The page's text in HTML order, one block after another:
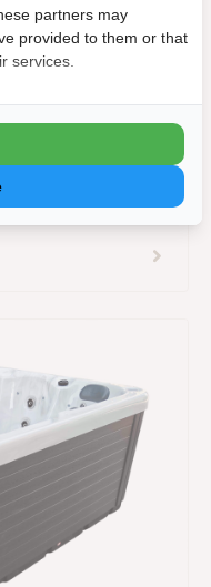
partners may
provided to them or that
services.